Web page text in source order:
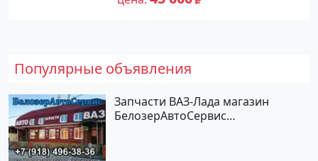
Популярные объявления
Запчасти ВАЗ-Лада магазин
БелозерАвтоСервис